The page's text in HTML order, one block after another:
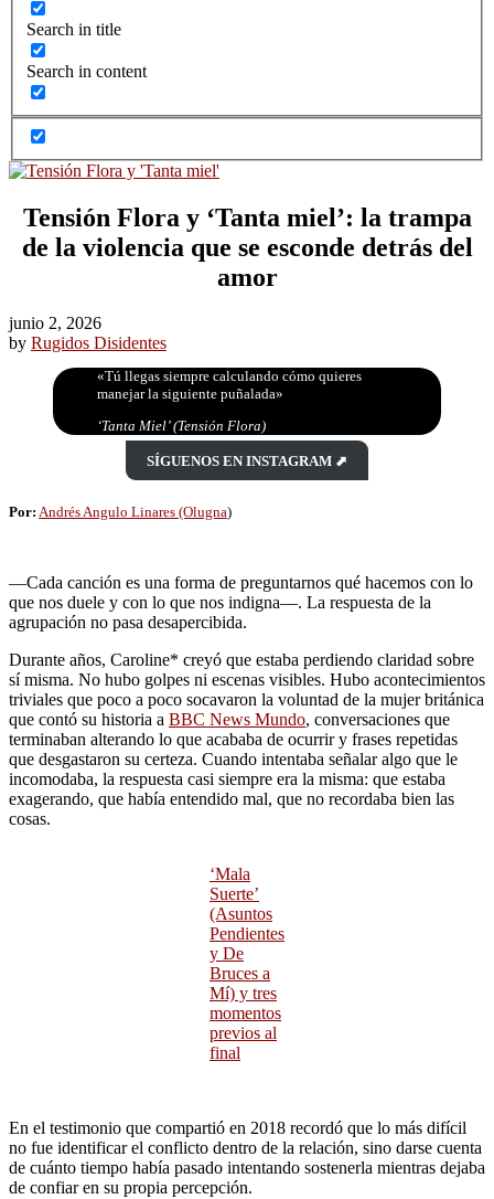
Search in title
Search in content
Tensión Flora y ‘Tanta miel’: la trampa
de la violencia que se esconde detrás del
amor
junio 2, 2026
by Rugidos Disidentes
«Tú llegas siempre calculando cómo quieres
manejar la siguiente puñalada»
‘Tanta Miel’ (Tensión Flora)
SÍGUENOS EN INSTAGRAM ⬈
Por: Andrés Angulo Linares (Olugna)
—Cada canción es una forma de preguntarnos qué hacemos con lo
que nos duele y con lo que nos indigna—. La respuesta de la
agrupación no pasa desapercibida.
Durante años, Caroline* creyó que estaba perdiendo claridad sobre
sí misma. No hubo golpes ni escenas visibles. Hubo acontecimientos
triviales que poco a poco socavaron la voluntad de la mujer británica
que contó su historia a BBC News Mundo, conversaciones que
terminaban alterando lo que acababa de ocurrir y frases repetidas
que desgastaron su certeza. Cuando intentaba señalar algo que le
incomodaba, la respuesta casi siempre era la misma: que estaba
exagerando, que había entendido mal, que no recordaba bien las
cosas.
‘Mala
Suerte’
(Asuntos
Pendientes
y De
Bruces a
Mí) y tres
momentos
previos al
final
En el testimonio que compartió en 2018 recordó que lo más difícil
no fue identificar el conflicto dentro de la relación, sino darse cuenta
de cuánto tiempo había pasado intentando sostenerla mientras dejaba
de confiar en su propia percepción.